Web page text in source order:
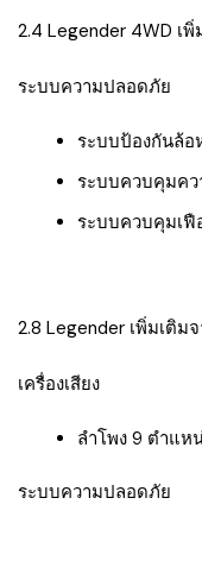
2.4 Legender 4WD เพิ่
ระบบความปลอดภัย
ระบบป้องกันล้อ
ระบบควบคุมคว
ระบบควบคุมเฟื
2.8 Legender เพิ่มเติม
เครื่องเสียง
ลำโพง 9 ตำแห
ระบบความปลอดภัย